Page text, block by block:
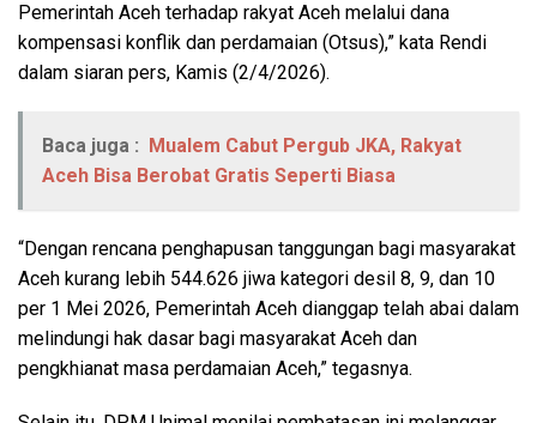
Pemerintah Aceh terhadap rakyat Aceh melalui dana
kompensasi konflik dan perdamaian (Otsus),” kata Rendi
dalam siaran pers, Kamis (2/4/2026).
Baca juga :
Mualem Cabut Pergub JKA, Rakyat
Aceh Bisa Berobat Gratis Seperti Biasa
“Dengan rencana penghapusan tanggungan bagi masyarakat
Aceh kurang lebih 544.626 jiwa kategori desil 8, 9, dan 10
per 1 Mei 2026, Pemerintah Aceh dianggap telah abai dalam
melindungi hak dasar bagi masyarakat Aceh dan
pengkhianat masa perdamaian Aceh,” tegasnya.